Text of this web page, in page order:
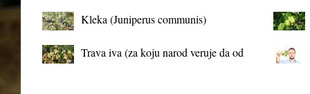
Kleka (Juniperus communis)
Trava iva (za koju narod veruje da od